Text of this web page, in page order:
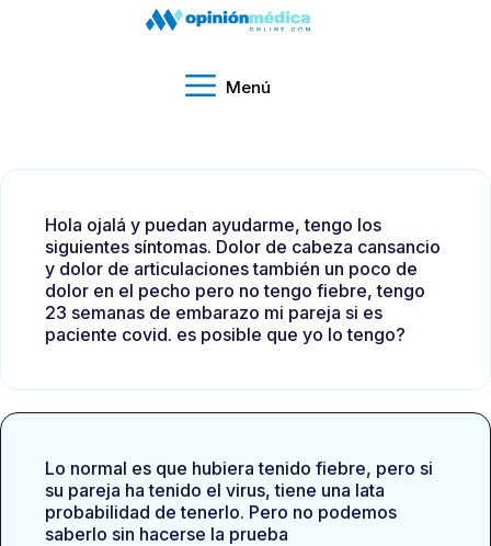
Menú
Hola ojalá y puedan ayudarme, tengo los
siguientes síntomas. Dolor de cabeza cansancio
y dolor de articulaciones también un poco de
dolor en el pecho pero no tengo fiebre, tengo
23 semanas de embarazo mi pareja si es
paciente covid. es posible que yo lo tengo?
Lo normal es que hubiera tenido fiebre, pero si
su pareja ha tenido el virus, tiene una lata
probabilidad de tenerlo. Pero no podemos
saberlo sin hacerse la prueba